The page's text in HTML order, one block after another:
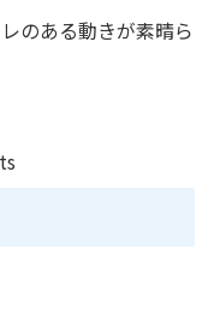
のある動きが素晴ら